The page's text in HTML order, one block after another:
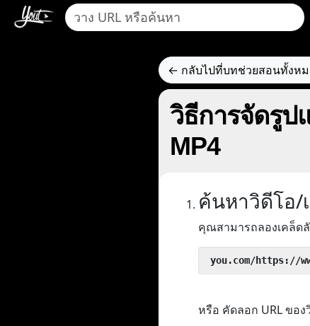
← กลับไปที่บทช่วยสอนทั้งห
วิธีการจัดรูป
MP4
ค้นหาวิดีโอ/
คุณสามารถลองเคล็ด
you.com/https://
หรือ คัดลอก URL ขอ